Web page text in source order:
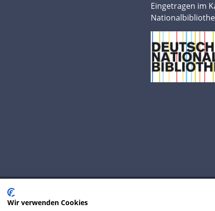
Eingetragen im
© 2020 IP Central GmbH
Wir verwenden Cookies